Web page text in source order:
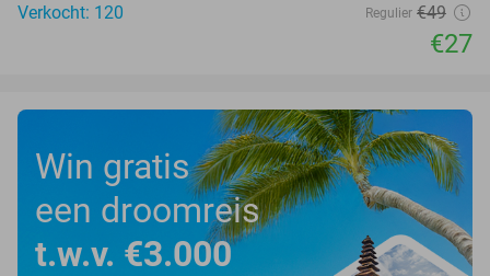
Verkocht: 120
Regulier €49
€27
Win gratis
een droomreis
t.w.v. €3.000